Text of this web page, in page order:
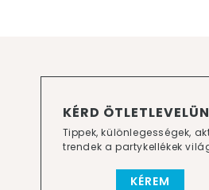
KÉRD
Tippek, különlegességek,
trendek a partykellékek
KÉREM